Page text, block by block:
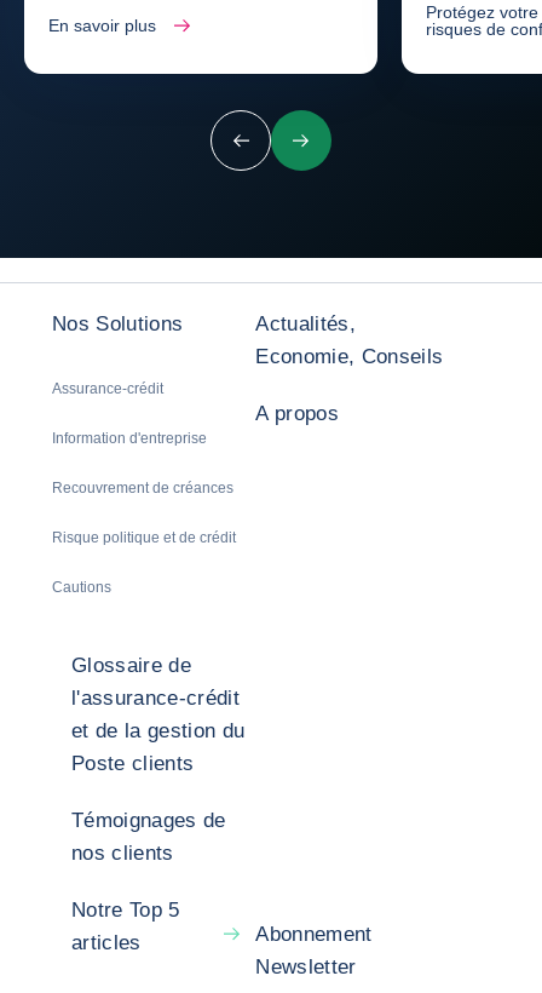
En savoir plus
Protégez
risques de
PrécédentSuivant
Nos Solutions
Assurance-crédit
Information d'entreprise
Recouvrement de créances
Risque politique et de crédit
Cautions
Actualités,
Economie, Conseils
A propos
Glossaire de
l'assurance-crédit
et de la gestion du
Poste clients
Témoignages de
nos clients
Notre Top 5
articles
Abonnement
Newsletter